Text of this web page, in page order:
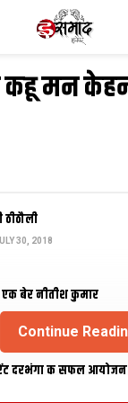
मन
ठीठौली
30, 2018
बेर नीतीश कुमार
20, 2015
दरभंगा क सफल आयोजन
Continue